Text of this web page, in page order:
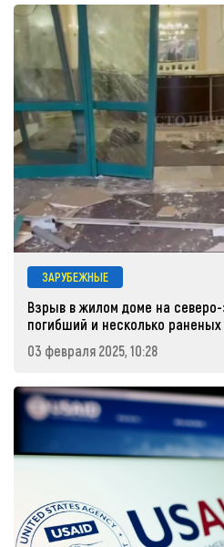
ЗАРУБЕЖНЫЕ
Взрыв в жилом доме на
погибший и несколько
03 февраля 2025, 10:28